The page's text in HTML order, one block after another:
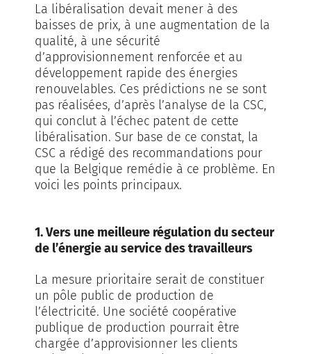
La libéralisation devait mener à des
baisses de prix, à une augmentation de la
qualité, à une sécurité
d’approvisionnement renforcée et au
développement rapide des énergies
renouvelables. Ces prédictions ne se sont
pas réalisées, d’après l’analyse de la CSC,
qui conclut à l’échec patent de cette
libéralisation. Sur base de ce constat, la
CSC a rédigé des recommandations pour
que la Belgique remédie à ce problème. En
voici les points principaux.
1. Vers une meilleure régulation du secteur
de l’énergie au service des travailleurs
La mesure prioritaire serait de constituer
un pôle public de production de
l’électricité. Une société coopérative
publique de production pourrait être
chargée d’approvisionner les clients